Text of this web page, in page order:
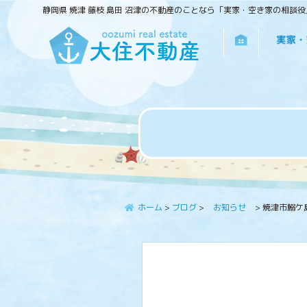
静岡県 焼津 藤枝 島田 沼津の不動産のことなら「実家・空き家の相談
ホーム > ブログ > お知らせ > 焼津市鰯